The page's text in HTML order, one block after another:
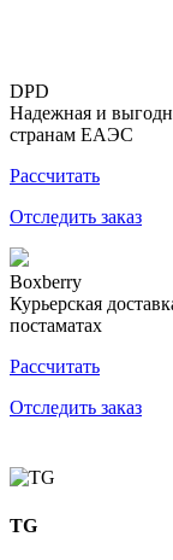
DPD
Надежная и
странам ЕАЭС
Рассчитать
Отследить заказ
Boxberry
Курьерская
постаматах
Рассчитать
Отследить заказ
TG